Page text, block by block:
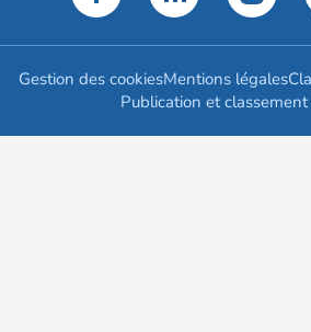
Gestion des cookiesMentions légales
Publication et